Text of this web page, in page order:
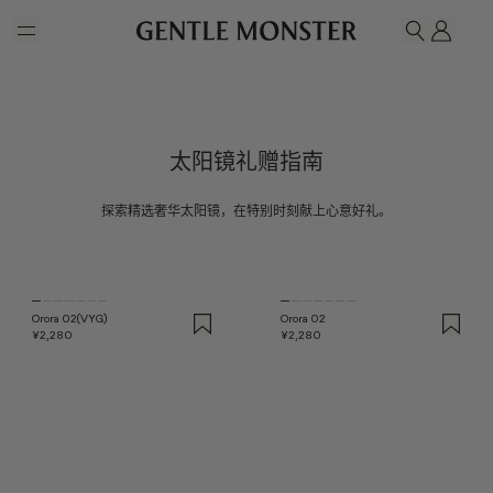
搜索
我的
太阳镜礼赠指南
探索精选奢华太阳镜，在特别时刻献上心意好礼。
Orora 02(VYG)
¥2,280
Orora 02
¥2,280